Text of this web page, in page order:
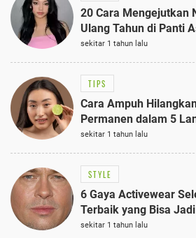
20 Cara Mengejutkan
Ulang Tahun di Panti
Anggun dengan Kaftan
sekitar 1 tahun lalu
TIPS
Cara Ampuh
Permanen dalam 5
sekitar 1 tahun lalu
STYLE
6 Gaya Activewear
Terbaik yang Bisa
sekitar 1 tahun lalu